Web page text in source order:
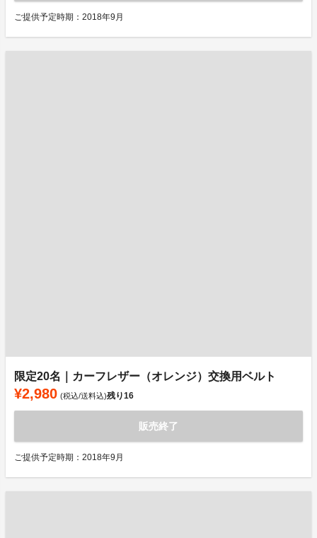
ご提供予定時期：2018年9月
限定20名｜カーフレザー（オレンジ）交換用ベルト
¥2,980 (税込/送料込)残り16
販売終了
ご提供予定時期：2018年9月